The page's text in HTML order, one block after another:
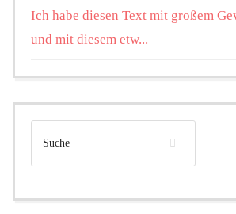
Ich habe diesen Text mit großem
und mit diesem etw...